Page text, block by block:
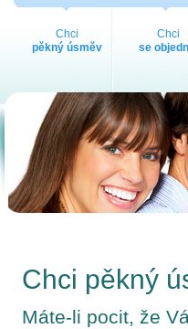
Chci
pěkný úsměv
Chci
se
Chci pěkný
Máte-li pocit, že